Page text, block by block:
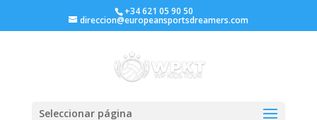
+34 621 05 90 50
direccion@europeansportsdreamers.com
Seleccionar página